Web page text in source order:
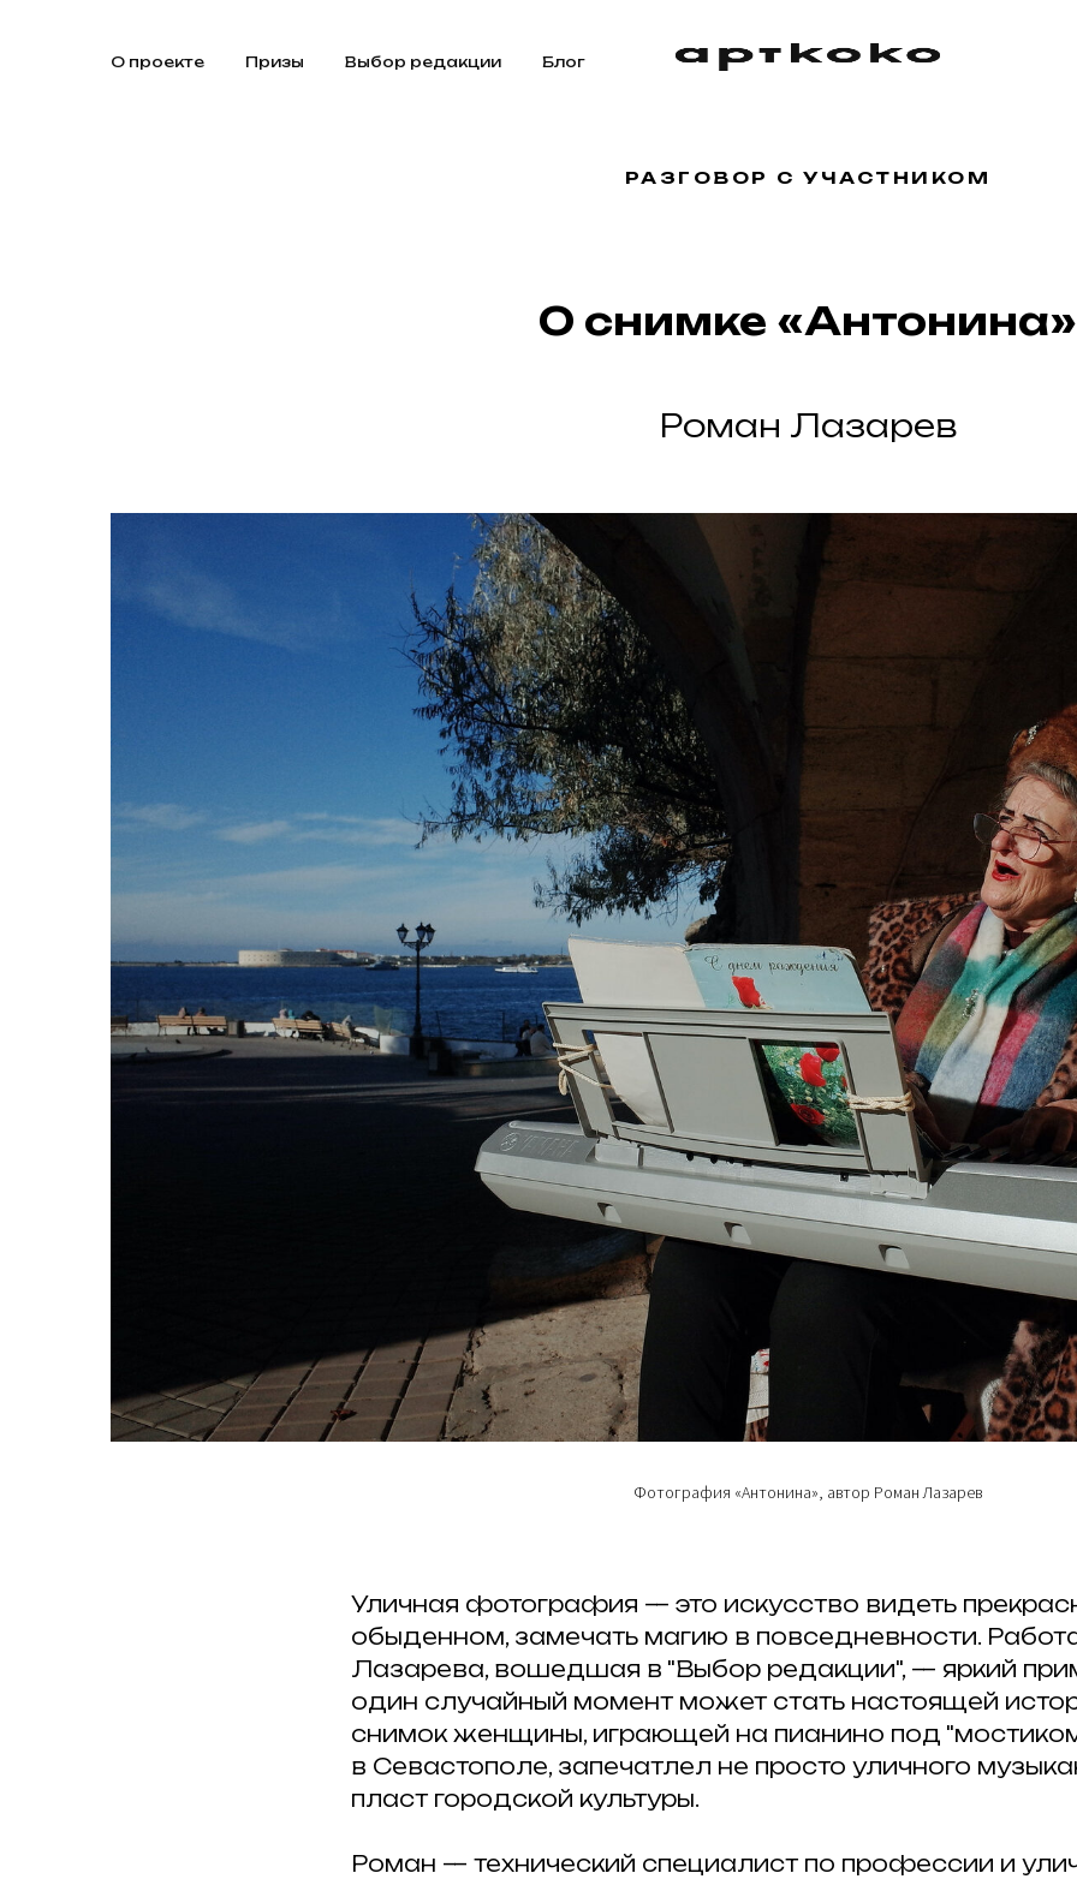
О проекте Призы Выбор редакции Блог
РАЗГОВОР С УЧАСТНИКОМ
О снимке «Антонина»
Роман Лазарев
Фотография «Антонина», автор Роман Лазарев
Уличная фотография — это искусство видеть
обыденном, замечать магию в повседневности.
Лазарева, вошедшая в "Выбор редакции", — яркий
один случайный момент может стать настоящей
снимок женщины, играющей на пианино под
в Севастополе, запечатлел не просто уличного
пласт городской культуры.
Роман — технический специалист по профессии и